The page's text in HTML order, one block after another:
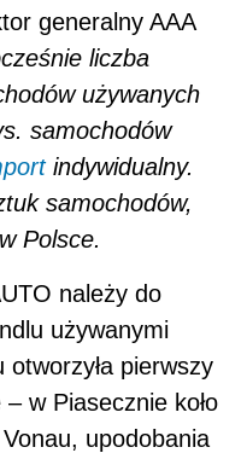
generalny AAA
liczba
używanych
samochodów
indywidualny.
samochodów,
Polsce.
należy do
używanymi
pierwszy
w Piasecznie koło
upodobania